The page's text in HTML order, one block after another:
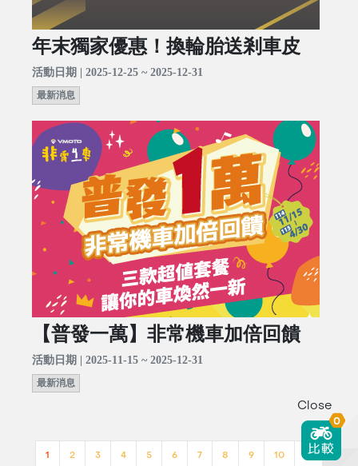
年末獨家優惠！換輪胎送剎車皮
活動日期 | 2025-12-25 ~ 2025-12-31
最新消息
【普發一萬】非常機車加倍回饋
活動日期 | 2025-11-15 ~ 2025-12-31
最新消息
1 2 3 4 5 6 7 8 9 10 >>
Close
0